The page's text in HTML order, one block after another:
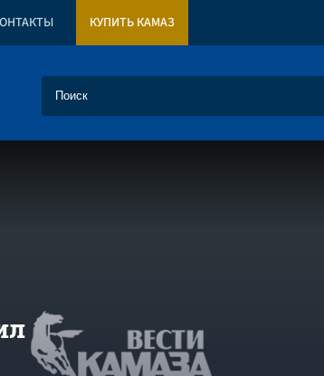
КУПИТЬ КАМАЗ